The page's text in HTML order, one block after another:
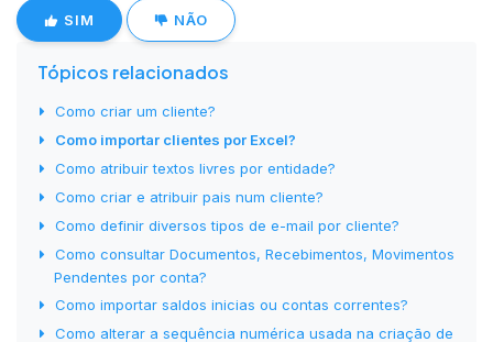
Tópicos relacionados
Como criar um cliente?
Como importar clientes por Excel?
Como atribuir textos livres por entidade?
Como criar e atribuir pais num cliente?
Como definir diversos tipos de e-mail por cliente?
Como consultar Documentos, Recebimentos, Movimentos
Pendentes por conta?
Como importar saldos inicias ou contas correntes?
Como alterar a sequência numérica usada na criação de
SIM NÃO